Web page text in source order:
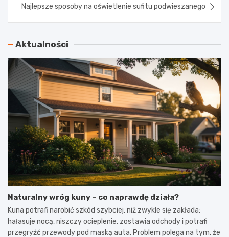
Najlepsze sposoby na oświetlenie sufitu podwieszanego
Aktualności
Naturalny wróg kuny – co naprawdę działa?
Kuna potrafi narobić szkód szybciej, niż zwykle się zakłada:
hałasuje nocą, niszczy ocieplenie, zostawia odchody i potrafi
przegryźć przewody pod maską auta. Problem polega na tym, że